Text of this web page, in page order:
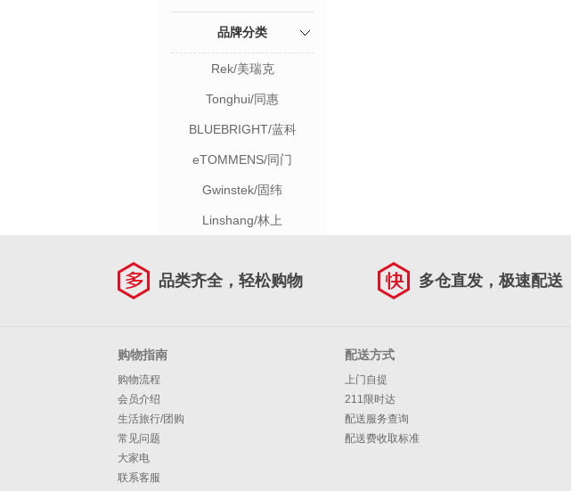
品牌分类
Rek/美瑞克
Tonghui/同惠
BLUEBRIGHT/蓝科
eTOMMENS/同门
Gwinstek/固纬
Linshang/林上
品类齐全，轻松购物 多仓直发，极速配送
购物指南
购物流程
会员介绍
生活旅行/团购
常见问题
大家电
联系客服
配送方式
上门自提
211限时达
配送服务查询
配送费收取标准